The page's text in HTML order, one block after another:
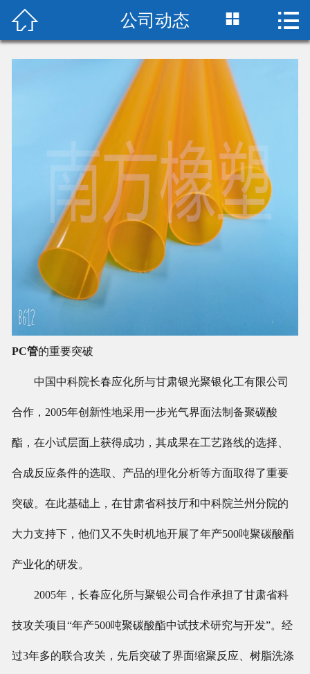
 首页
产品中心
新闻中心
厂房设备
在线留言
荣誉资质
 公司动态  
PC管的重要突破
中国中科院长春应化所与甘肃银光聚银化工有限公司
合作，2005年创新性地采用一步光气界面法制备聚碳酸
酯，在小试层面上获得成功，其成果在工艺路线的选择、
合成反应条件的选取、产品的理化分析等方面取得了重要
突破。在此基础上，在甘肃省科技厅和中科院兰州分院的
大力支持下，他们又不失时机地开展了年产500吨聚碳酸酯
产业化的研发。
2005年，长春应化所与聚银公司合作承担了甘肃省科
技攻关项目“年产500吨聚碳酸酯中试技术研究与开发”。经
过3年多的联合攻关，先后突破了界面缩聚反应、树脂洗涤